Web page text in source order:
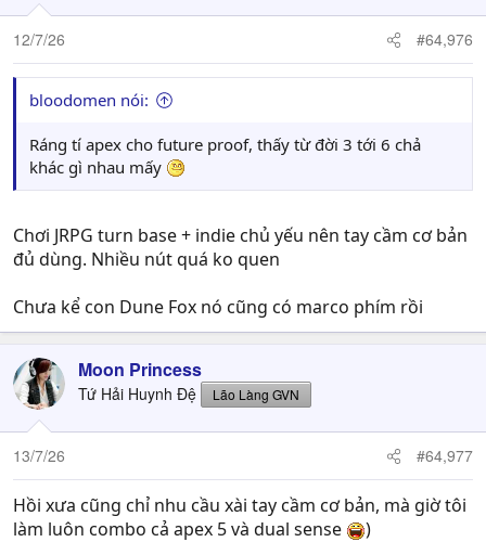
12/7/26 #64,976
bloodomen nói:
Ráng tí apex cho future proof, thấy từ đời 3 tới 6 chả
khác gì nhau mấy
Chơi JRPG turn base + indie chủ yếu nên tay cầm cơ bản
đủ dùng. Nhiều nút quá ko quen
Chưa kể con Dune Fox nó cũng có marco phím rồi
Moon Princess
Tứ Hải Huynh Đệ Lão Làng GVN
13/7/26 #64,977
Hồi xưa cũng chỉ nhu cầu xài tay cầm cơ bản, mà giờ tôi
làm luôn combo cả apex 5 và dual sense
)